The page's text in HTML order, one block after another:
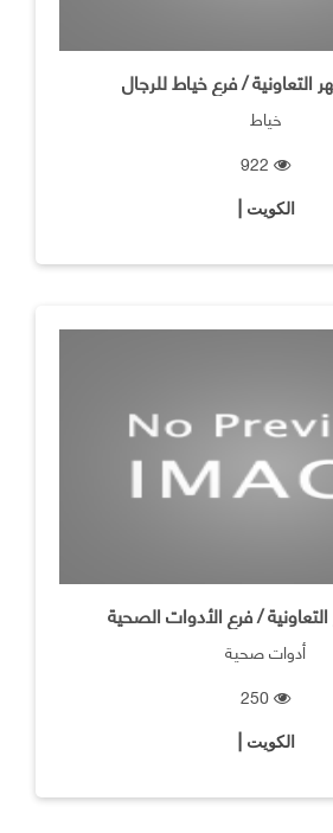
التعاونية / فرع خياط للرجال
خياط
الكويت |
/ فرع الأدوات الصحية
أدوات صحية
الكويت |